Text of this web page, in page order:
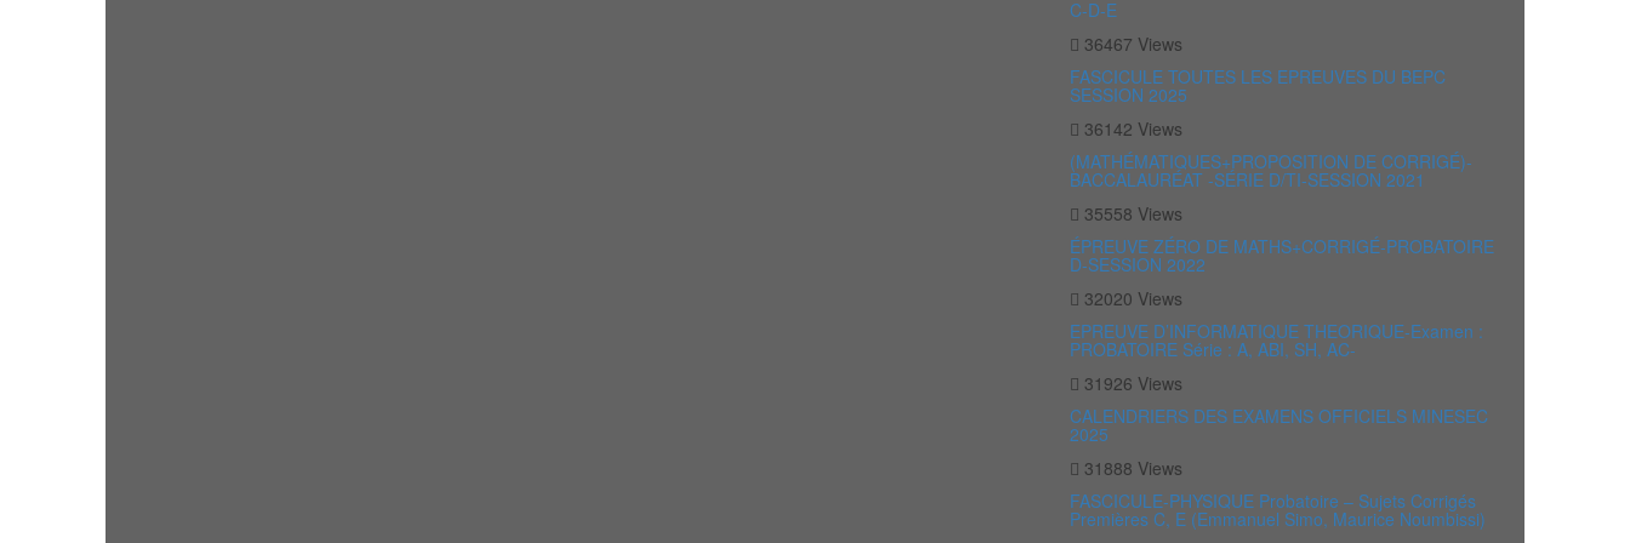
C-D-E
36467 Views
FASCICULE TOUTES LES EPREUVES DU BEPC
SESSION 2025
36142 Views
(MATHÉMATIQUES+PROPOSITION DE CORRIGÉ)-
BACCALAURÉAT -SÉRIE D/TI-SESSION 2021
35558 Views
ÉPREUVE ZÉRO DE MATHS+CORRIGÉ-PROBATOIRE
D-SESSION 2022
32020 Views
EPREUVE D’INFORMATIQUE THEORIQUE-Examen :
PROBATOIRE Série : A, ABI, SH, AC-
31926 Views
CALENDRIERS DES EXAMENS OFFICIELS MINESEC
2025
31888 Views
FASCICULE-PHYSIQUE Probatoire – Sujets Corrigés
Premières C, E (Emmanuel Simo, Maurice Noumbissi)